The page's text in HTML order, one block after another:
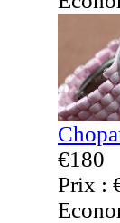
€180
Prix :